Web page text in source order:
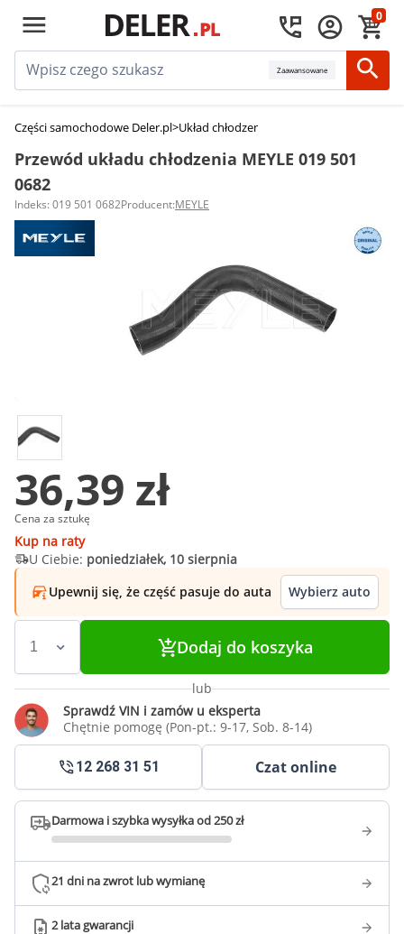
0
Zaawansowane
Części samochodowe Deler.pl>Układ chłodzenia silnika
Przewód układu chłodzenia MEYLE 019 501
0682
Indeks: 019 501 0682Producent:MEYLE
36,39 zł
Cena za sztukę
Kup na raty
U Ciebie: poniedziałek, 10 sierpnia
Upewnij się, że część pasuje do auta
Wybierz auto
Dodaj do koszyka
lub
Sprawdź VIN i zamów u eksperta
Chętnie pomogę (Pon-pt.: 9-17, Sob. 8-14)
12 268 31 51 Czat online
Darmowa i szybka wysyłka od 250 zł
21 dni na zwrot lub wymianę
2 lata gwarancji